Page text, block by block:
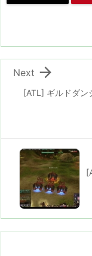
[ATL] ギルドダン

Next